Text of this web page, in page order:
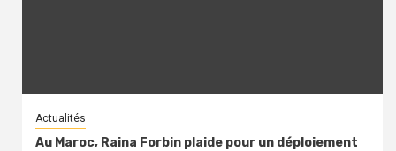
Actualités
Au Maroc, Raina Forbin plaide pour un déploiement